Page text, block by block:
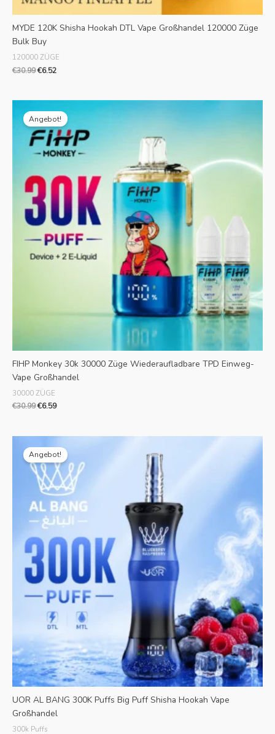
MYDE 120K Shisha Hookah DTL Vape Großhandel 120000 Züge
Bulk Buy
120000 ZÜGE
€30.99€6.52
Angebot!
FIHP Monkey 30k 30000 Züge Wiederaufladbare TPD Einweg-
Vape Großhandel
30000 ZÜGE
€30.99
war:
€30.99.
€6.59
Preis
ist:
€6.59.
Angebot!
UOR AL BANG 300K Puffs Big Puff Shisha Hookah Vape
Großhandel
300k Puffs
war:
€36.99.
Preis
ist:
€6.69.